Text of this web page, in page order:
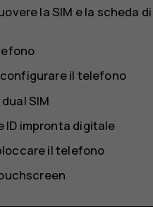
la SIM e la scheda di
il telefono
SIM
ID impronta digitale
il telefono